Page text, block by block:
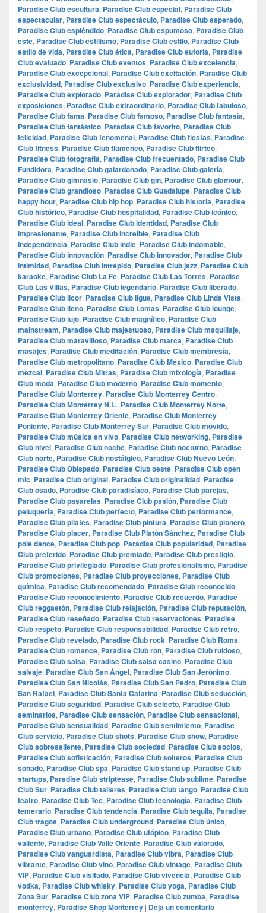
Paradise Club escultura, Paradise Club especial, Paradise Club
espectacular, Paradise Club espectáculo, Paradise Club esperado,
Paradise Club espléndido, Paradise Club espumoso, Paradise Club
este, Paradise Club estilismo, Paradise Club estilo, Paradise Club
estilo de vida, Paradise Club ética, Paradise Club euforia, Paradise
Club evaluado, Paradise Club eventos, Paradise Club excelencia,
Paradise Club excepcional, Paradise Club excitación, Paradise Club
exclusividad, Paradise Club exclusivo, Paradise Club experiencia,
Paradise Club explorado, Paradise Club explorador, Paradise Club
exposiciones, Paradise Club extraordinario, Paradise Club fabuloso,
Paradise Club fama, Paradise Club famoso, Paradise Club fantasía,
Paradise Club fantástico, Paradise Club favorito, Paradise Club
felicidad, Paradise Club fenomenal, Paradise Club fiestas, Paradise
Club fitness, Paradise Club flamenco, Paradise Club flirteo,
Paradise Club fotografía, Paradise Club frecuentado, Paradise Club
Fundidora, Paradise Club galardonado, Paradise Club galería,
Paradise Club gimnasio, Paradise Club gin, Paradise Club glamour,
Paradise Club grandioso, Paradise Club Guadalupe, Paradise Club
happy hour, Paradise Club hip hop, Paradise Club historia, Paradise
Club histórico, Paradise Club hospitalidad, Paradise Club icónico,
Paradise Club ideal, Paradise Club identidad, Paradise Club
impresionante, Paradise Club increíble, Paradise Club
Independencia, Paradise Club indie, Paradise Club indomable,
Paradise Club innovación, Paradise Club innovador, Paradise Club
intimidad, Paradise Club intrépido, Paradise Club jazz, Paradise Club
karaoke, Paradise Club La Fe, Paradise Club Las Torres, Paradise
Club Las Villas, Paradise Club legendario, Paradise Club liberado,
Paradise Club licor, Paradise Club ligue, Paradise Club Linda Vista,
Paradise Club lleno, Paradise Club Lomas, Paradise Club lounge,
Paradise Club lujo, Paradise Club magnífico, Paradise Club
mainstream, Paradise Club majestuoso, Paradise Club maquillaje,
Paradise Club maravilloso, Paradise Club marca, Paradise Club
masajes, Paradise Club meditación, Paradise Club membresía,
Paradise Club metropolitano, Paradise Club México, Paradise Club
mezcal, Paradise Club Mitras, Paradise Club mixología, Paradise
Club moda, Paradise Club moderno, Paradise Club momento,
Paradise Club Monterrey, Paradise Club Monterrey Centro,
Paradise Club Monterrey N.L., Paradise Club Monterrey Norte,
Paradise Club Monterrey Oriente, Paradise Club Monterrey
Poniente, Paradise Club Monterrey Sur, Paradise Club movido,
Paradise Club música en vivo, Paradise Club networking, Paradise
Club nivel, Paradise Club noche, Paradise Club nocturno, Paradise
Club norte, Paradise Club nostálgico, Paradise Club Nuevo León,
Paradise Club Obispado, Paradise Club oeste, Paradise Club open
mic, Paradise Club original, Paradise Club originalidad, Paradise
Club osado, Paradise Club paradisíaco, Paradise Club parejas,
Paradise Club pasarelas, Paradise Club pasión, Paradise Club
peluquería, Paradise Club perfecto, Paradise Club performance,
Paradise Club pilates, Paradise Club pintura, Paradise Club pionero,
Paradise Club placer, Paradise Club Platón Sánchez, Paradise Club
pole dance, Paradise Club pop, Paradise Club popularidad, Paradise
Club preferido, Paradise Club premiado, Paradise Club prestigio,
Paradise Club privilegiado, Paradise Club profesionalismo, Paradise
Club promociones, Paradise Club proyecciones, Paradise Club
química, Paradise Club recomendado, Paradise Club reconocido,
Paradise Club reconocimiento, Paradise Club recuerdo, Paradise
Club reggaetón, Paradise Club relajación, Paradise Club reputación,
Paradise Club reseñado, Paradise Club reservaciones, Paradise
Club respeto, Paradise Club responsabilidad, Paradise Club retro,
Paradise Club revelado, Paradise Club rock, Paradise Club Roma,
Paradise Club romance, Paradise Club ron, Paradise Club ruidoso,
Paradise Club salsa, Paradise Club salsa casino, Paradise Club
salvaje, Paradise Club San Ángel, Paradise Club San Jerónimo,
Paradise Club San Nicolás, Paradise Club San Pedro, Paradise Club
San Rafael, Paradise Club Santa Catarina, Paradise Club seducción,
Paradise Club seguridad, Paradise Club selecto, Paradise Club
seminarios, Paradise Club sensación, Paradise Club sensacional,
Paradise Club sensualidad, Paradise Club sentimiento, Paradise
Club servicio, Paradise Club shots, Paradise Club show, Paradise
Club sobresaliente, Paradise Club sociedad, Paradise Club socios,
Paradise Club sofisticación, Paradise Club solteros, Paradise Club
soñado, Paradise Club spa, Paradise Club stand up, Paradise Club
startups, Paradise Club striptease, Paradise Club sublime, Paradise
Club Sur, Paradise Club talleres, Paradise Club tango, Paradise Club
teatro, Paradise Club Tec, Paradise Club tecnología, Paradise Club
temerario, Paradise Club tendencia, Paradise Club tequila, Paradise
Club tragos, Paradise Club underground, Paradise Club único,
Paradise Club urbano, Paradise Club utópico, Paradise Club
valiente, Paradise Club Valle Oriente, Paradise Club valorado,
Paradise Club vanguardista, Paradise Club vibra, Paradise Club
vibrante, Paradise Club vino, Paradise Club vintage, Paradise Club
VIP, Paradise Club visitado, Paradise Club vivencia, Paradise Club
vodka, Paradise Club whisky, Paradise Club yoga, Paradise Club
Zona Sur, Paradise Club zona VIP, Paradise Club zumba, Paradise
monterrey, Paradise Shop Monterrey | Deja un comentario